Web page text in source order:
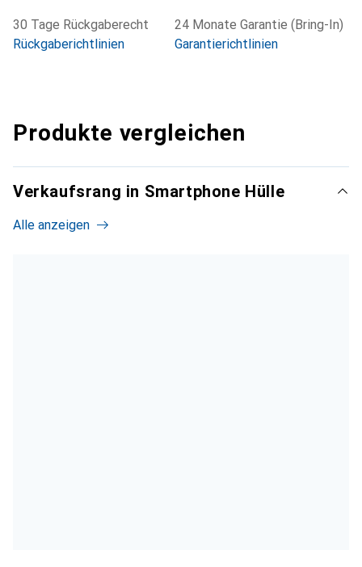
30 Tage Rückgaberecht
Rückgaberichtlinien
24 Monate Garantie (Bring-In)
Garantierichtlinien
Produkte vergleichen
Verkaufsrang in Smartphone Hülle
Alle anzeigen